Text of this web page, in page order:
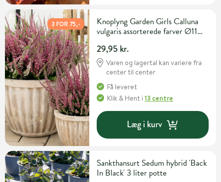
3 FOR 75,-
Knoplyng Garden Girls Calluna
vulgaris assorterede farver Ø11
29,95 kr.
Varen og lagertal kan variere fra
center til center
Få leveret
Klik & Hent i13 centre
Læg i kurv
Sankthansurt Sedum hybrid 'Back
In Black' 3 liter potte